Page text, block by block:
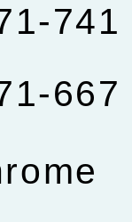
741
667